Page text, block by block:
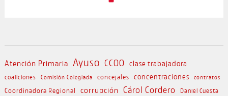
Atención Primaria Ayuso CCOO clase trabajadora
coaliciones Comisión Colegiada concejales concentraciones contratos
Coordinadora Regional corrupción Cárol Cordero Daniel Cuesta